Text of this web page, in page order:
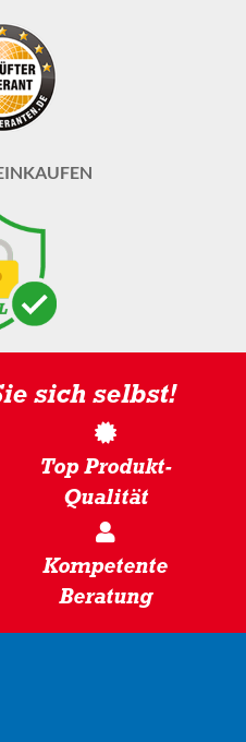
sich selbst!
Top Produkt-
Qualität
Kompetente
Beratung